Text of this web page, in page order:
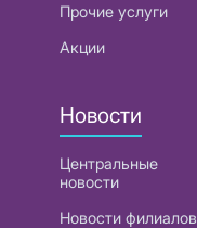
Прочие услуги
Акции
Новости
Центральные
новости
Новости филиалов